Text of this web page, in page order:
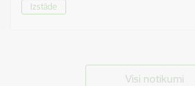
Izstāde
Visi notikumi